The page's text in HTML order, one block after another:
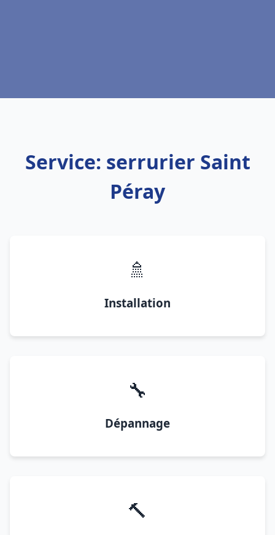
Service: serrurier Saint
Péray
🚿
Installation
🔧
Dépannage
🔨